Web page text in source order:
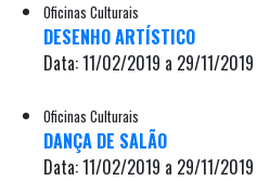
Oficinas Culturais
DESENHO ARTÍSTICO
Data: 11/02/2019 a 29/11/2019
Oficinas Culturais
DANÇA DE SALÃO
Data: 11/02/2019 a 29/11/2019